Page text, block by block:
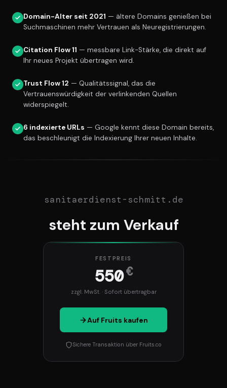
Domain-Alter seit 2021 — ältere Domains genießen bei
Suchmaschinen mehr Vertrauen als Neuregistrierungen.
Citation Flow 11 — messbare Link-Stärke, die direkt auf
Ihr neues Projekt übertragen wird.
Trust Flow 12 — Qualitätssignal, das die
Vertrauenswürdigkeit der verlinkenden Quellen
widerspiegelt.
6 indexierte URLs — Google kennt diese Domain bereits,
das beschleunigt die Indexierung Ihrer neuen Inhalte.
sanitaerdienst-schmitt.de
steht zum Verkauf
FESTPREIS
550€
zzgl. MwSt. · Sofort übertragbar
Auf Fruits kaufen
Sichere Transaktion über Fruits.co